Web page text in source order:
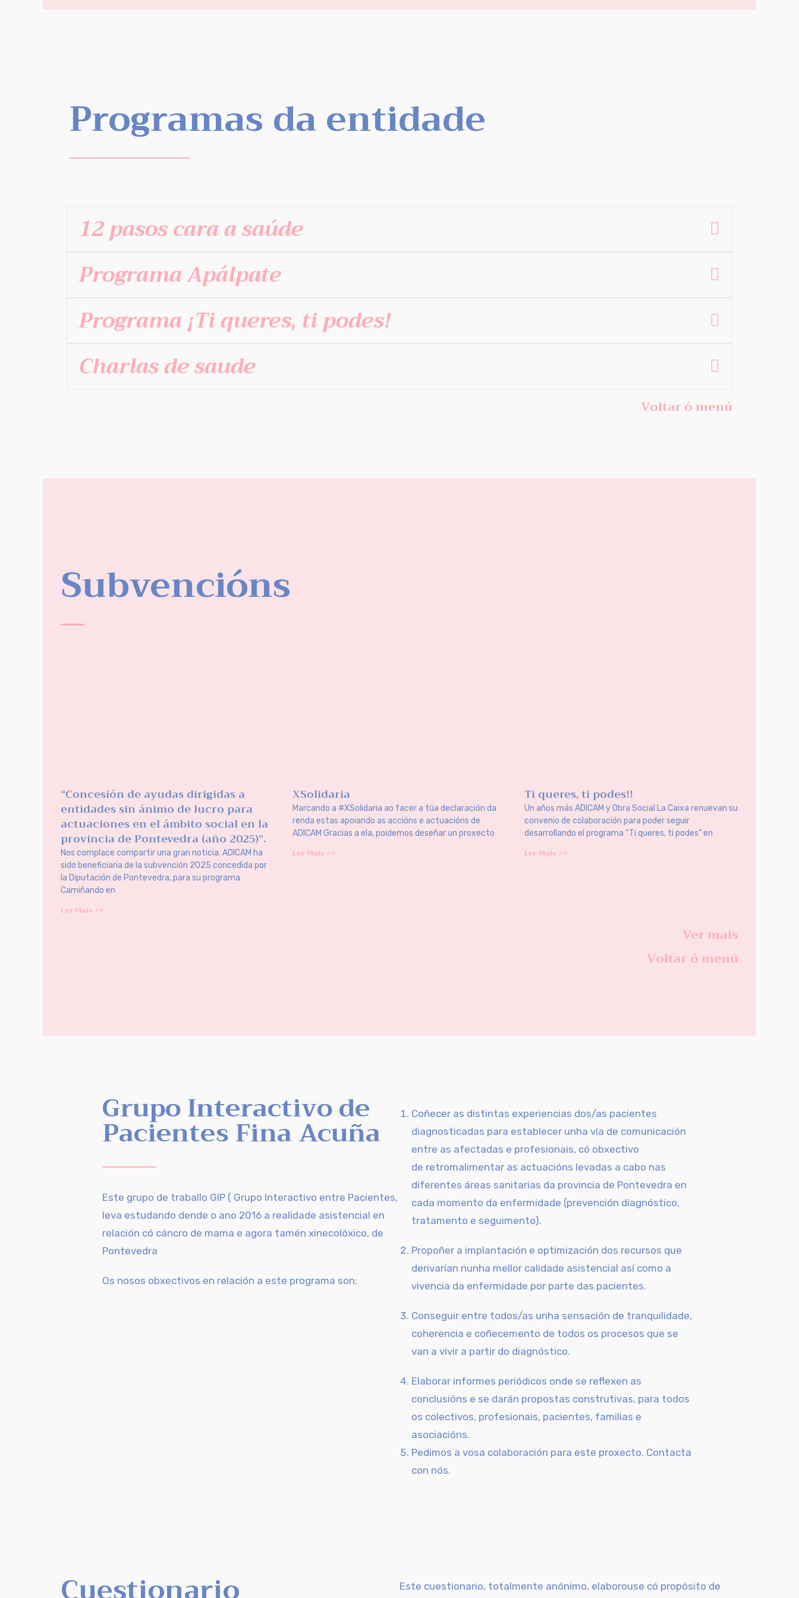
Programas da entidade
12 pasos cara a saúde
Programa Apálpate
Programa ¡Ti queres, ti podes!
Charlas de saude
Voltar ó menú
Subvencións
“Concesión de ayudas dirigidas a
entidades sin ánimo de lucro para
actuaciones en el ámbito social en la
provincia de Pontevedra (año 2025)”.
Nos complace compartir una gran noticia: ADICAM ha
sido beneficiaria de la subvención 2025 concedida por
la Diputación de Pontevedra, para su programa
Camiñando en
Ler Mais >>
XSolidaria
Marcando a #XSolidaria ao facer a túa declaración da
renda estas apoiando as accións e actuacións de
ADICAM Gracias a ela, poidemos deseñar un proxecto
Ler Mais >>
Ti queres, ti podes!!
Un años más ADICAM y Obra Social La Caixa renuevan su
convenio de colaboración para poder seguir
desarrollando el programa “Ti queres, ti podes” en
Ler Mais >>
Ver mais
Voltar ó menú
Grupo Interactivo de
Pacientes Fina Acuña
Este grupo de traballo GIP ( Grupo Interactivo entre Pacientes,
leva estudando dende o ano 2016 a realidade asistencial en
relación có cáncro de mama e agora tamén xinecolóxico, de
Pontevedra
Os nosos obxectivos en relación a este programa son:
Coñecer as distintas experiencias dos/as pacientes
diagnosticadas para establecer unha vía de comunicación
entre as afectadas e profesionais, có obxectivo
de retromalimentar as actuacións levadas a cabo nas
diferentes áreas sanitarias da provincia de Pontevedra en
cada momento da enfermidade (prevención diagnóstico,
tratamento e seguimento).
Propoñer a implantación e optimización dos recursos que
derivarían nunha mellor calidade asistencial así como a
vivencia da enfermidade por parte das pacientes.
Conseguir entre todos/as unha sensación de tranquilidade,
coherencia e coñecemento de todos os procesos que se
van a vivir a partir do diagnóstico.
Elaborar informes periódicos onde se reflexen as
conclusións e se darán propostas construtivas, para todos
os colectivos, profesionais, pacientes, familias e
asociacións.
Pedimos a vosa colaboración para este proxecto. Contacta
con nós.
Este cuestionario, totalmente anónimo, elaborouse có propósito de